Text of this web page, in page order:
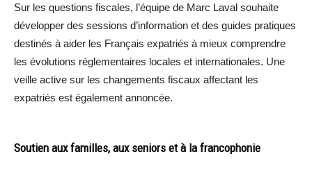
Sur les questions fiscales, l’équipe de Marc Laval souhaite
développer des sessions d’information et des guides pratiques
destinés à aider les Français expatriés à mieux comprendre
les évolutions réglementaires locales et internationales. Une
veille active sur les changements fiscaux affectant les
expatriés est également annoncée.
Soutien aux familles, aux seniors et à la francophonie